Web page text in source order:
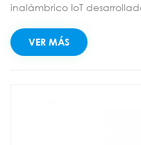
inalámbrico IoT
temperatura y humedad.
para monitorear la
VER MÁS